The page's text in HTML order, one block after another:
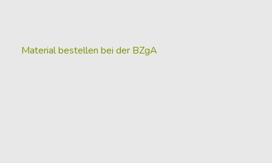
Material bestellen bei der BZgA